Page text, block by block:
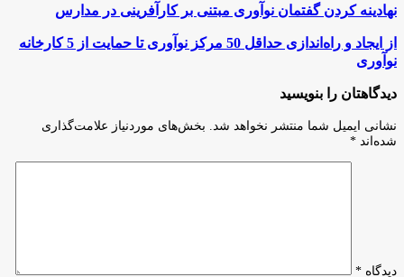
نهادینه
کردن
گفتمان
نوآوری
مبتنی
کارآفرینی
مدارس
نهادینه کردن گفتمان نوآوری مبتنی بر کارآفرینی در مدارس
از
ایجاد
و
راه‌‏اندازی
حداقل
مرکز
نوآوری
از ایجاد و راه‌‏اندازی حداقل 50 مرکز نوآوری تا حمایت از 5 کارخانه
نوآوری
دیدگاهتان را بنویسید
نشانی ایمیل شما منتشر نخواهد شد.
بخش‌های موردنیاز علامت‌گذاری
شده‌اند *
دیدگاه *